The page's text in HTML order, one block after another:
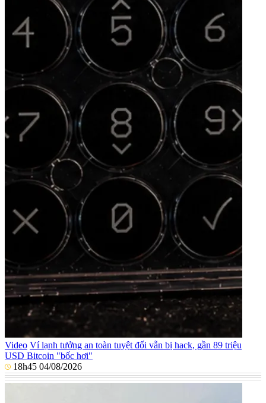
Video Ví lạnh tưởng an toàn tuyệt đối vẫn bị hack, gần 89 triệu
USD Bitcoin "bốc hơi"
18h45 04/08/2026